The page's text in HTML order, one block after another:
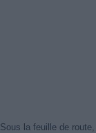
Sous la feuille de